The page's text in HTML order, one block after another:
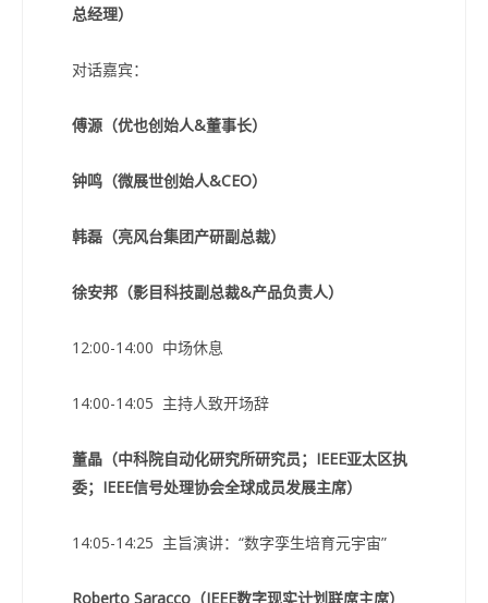
总经理）
对话嘉宾：
傅源（优也创始人&董事长）
钟鸣（微展世创始人&CEO）
韩磊（亮风台集团产研副总裁）
徐安邦（影目科技副总裁&产品负责人）
12:00-14:00 中场休息
14:00-14:05 主持人致开场辞
董晶（中科院自动化研究所研究员；IEEE亚太区执
委；IEEE信号处理协会全球成员发展主席）
14:05-14:25 主旨演讲：“数字孪生培育元宇宙”
Roberto Saracco（IEEE数字现实计划联席主席）